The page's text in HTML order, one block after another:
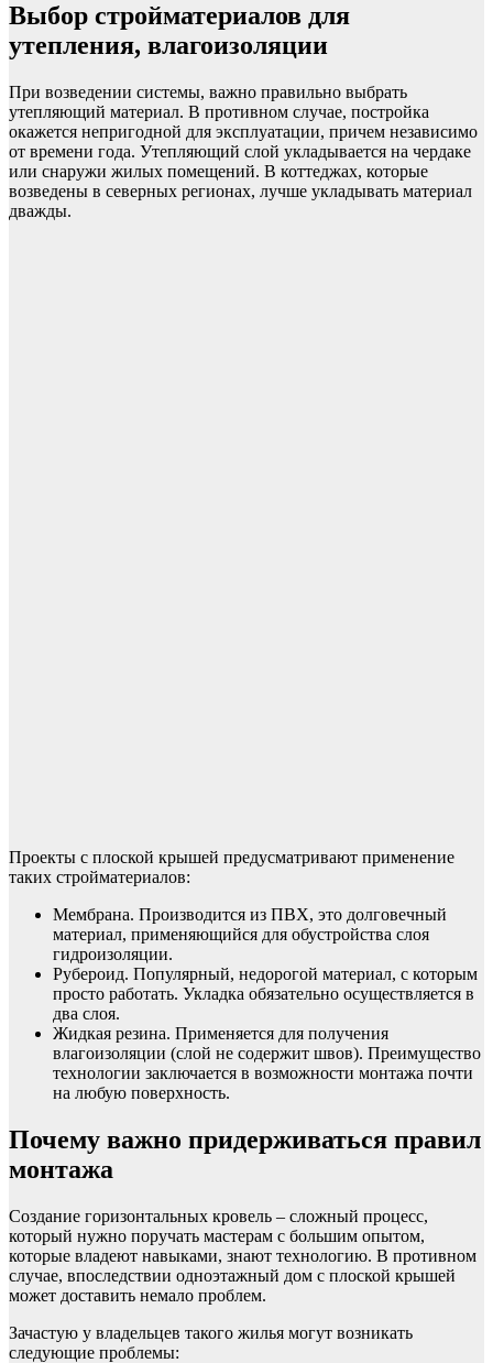
Выбор стройматериалов для
утепления, влагоизоляции
При возведении системы, важно правильно выбрать
утепляющий материал. В противном случае, постройка
окажется непригодной для эксплуатации, причем независимо
от времени года. Утепляющий слой укладывается на чердаке
или снаружи жилых помещений. В коттеджах, которые
возведены в северных регионах, лучше укладывать материал
дважды.
Проекты с плоской крышей предусматривают применение
таких стройматериалов:
Мембрана. Производится из ПВХ, это долговечный
материал, применяющийся для обустройства слоя
гидроизоляции.
Рубероид. Популярный, недорогой материал, с которым
просто работать. Укладка обязательно осуществляется в
два слоя.
Жидкая резина. Применяется для получения
влагоизоляции (слой не содержит швов). Преимущество
технологии заключается в возможности монтажа почти
на любую поверхность.
Почему важно придерживаться правил
монтажа
Создание горизонтальных кровель – сложный процесс,
который нужно поручать мастерам с большим опытом,
которые владеют навыками, знают технологию. В противном
случае, впоследствии одноэтажный дом с плоской крышей
может доставить немало проблем.
Зачастую у владельцев такого жилья могут возникать
следующие проблемы: